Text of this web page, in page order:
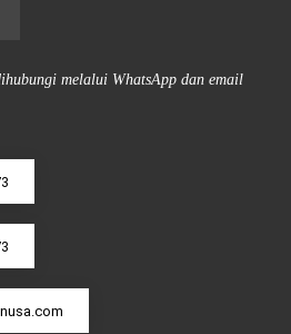
melalui WhatsApp dan email